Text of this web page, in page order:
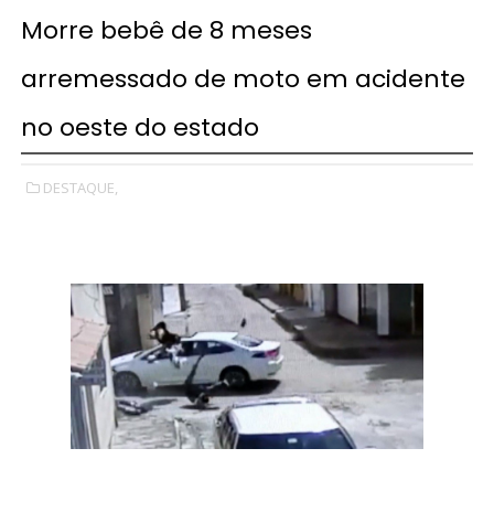
Morre bebê de 8 meses
arremessado de moto em acidente
no oeste do estado
DESTAQUE,